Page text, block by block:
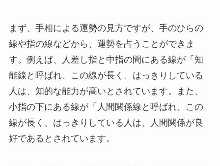
まず、手相による運勢の見方ですが、手のひらの
線や指の線などから、運勢を占うことができま
す。例えば、人差し指と中指の間にある線が「知
能線と呼ばれ、この線が長く、はっきりしている
人は、知的な能力が高いとされています。また、
小指の下にある線が「人間関係線と呼ばれ、この
線が長く、はっきりしている人は、人間関係が良
好であるとされています。